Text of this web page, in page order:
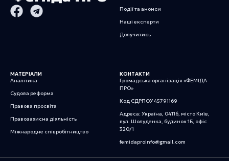
Події та анонси
Наші експерти
Долучитись
МАТЕРІАЛИ
Аналітика
Судова реформа
Правова просвіта
Правозахисна діяльність
Міжнародне співробітництво
КОНТАКТИ
Громадська організація «ФЕМІДА
ПРО»
Код ЄДРПОУ 45791169
Адреса: Україна, 04116, місто Київ,
вул. Шолуденка, будинок 1Б, офіс
320/1
femidaproinfo@gmail.com